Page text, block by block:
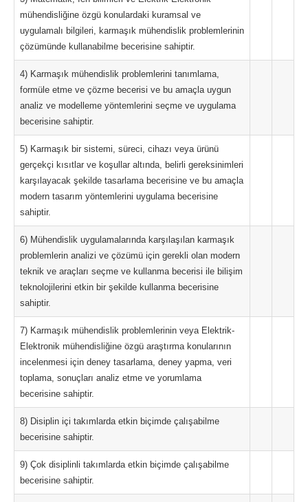
mühendisliğine özgü konulardaki kuramsal ve
uygulamalı bilgileri, karmaşık mühendislik problemlerinin
çözümünde kullanabilme becerisine sahiptir.
4) Karmaşık mühendislik problemlerini tanımlama,
formüle etme ve çözme becerisi ve bu amaçla uygun
analiz ve modelleme yöntemlerini seçme ve uygulama
becerisine sahiptir.
5) Karmaşık bir sistemi, süreci, cihazı veya ürünü
gerçekçi kısıtlar ve koşullar altında, belirli gereksinimleri
karşılayacak şekilde tasarlama becerisine ve bu amaçla
modern tasarım yöntemlerini uygulama becerisine
sahiptir.
6) Mühendislik uygulamalarında karşılaşılan karmaşık
problemlerin analizi ve çözümü için gerekli olan modern
teknik ve araçları seçme ve kullanma becerisi ile bilişim
teknolojilerini etkin bir şekilde kullanma becerisine
sahiptir.
7) Karmaşık mühendislik problemlerinin veya Elektrik-
Elektronik mühendisliğine özgü araştırma konularının
incelenmesi için deney tasarlama, deney yapma, veri
toplama, sonuçları analiz etme ve yorumlama
becerisine sahiptir.
8) Disiplin içi takımlarda etkin biçimde çalışabilme
becerisine sahiptir.
9) Çok disiplinli takımlarda etkin biçimde çalışabilme
becerisine sahiptir.